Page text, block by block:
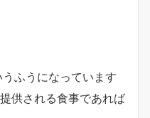
ふうになっています
供される食事であれば